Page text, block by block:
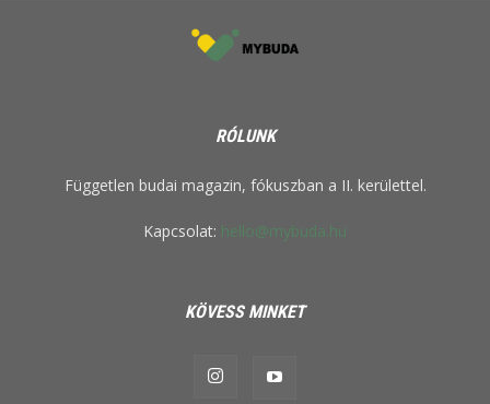
RÓLUNK
Független budai magazin, fókuszban a II. kerülettel.
Kapcsolat: hello@mybuda.hu
KÖVESS MINKET